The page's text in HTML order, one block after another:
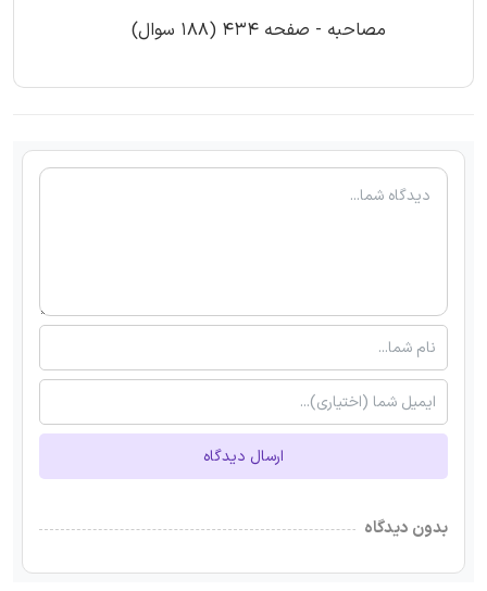
مصاحبه - صفحه 434 (188 سوال)
ارسال دیدگاه
بدون دیدگاه